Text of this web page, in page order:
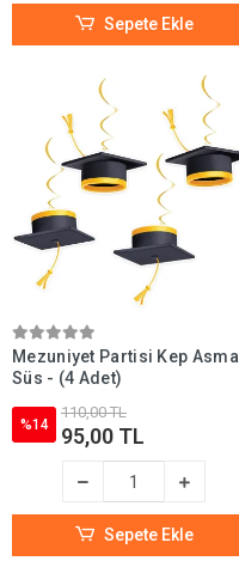
Sepete Ekle
Mezuniyet Partisi Kep Asma
Süs - (4 Adet)
%14
110,00 TL
95,00 TL
Sepete Ekle